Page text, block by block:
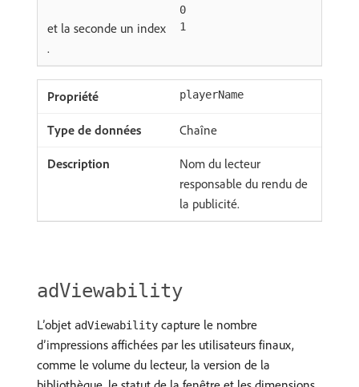
0
et la seconde un index 1
.
playerName
Chaîne
Nom du lecteur
responsable du rendu de
la publicité.
adViewability
L’objet adViewability capture le nombre
d’impressions affichées par les utilisateurs finaux,
comme le volume du lecteur, la version de la